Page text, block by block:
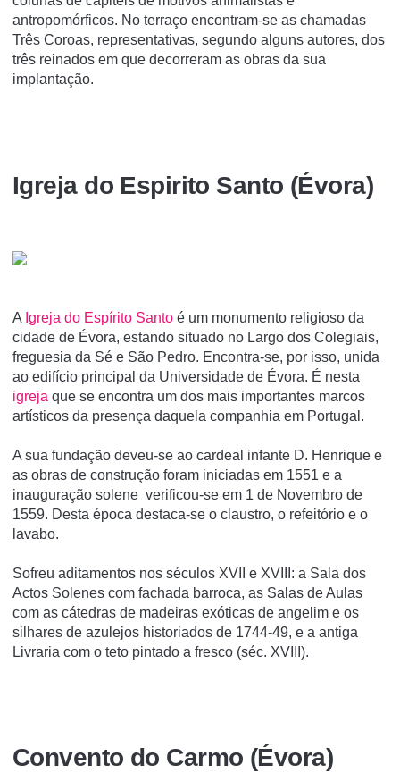
antropomórficos. No terraço encontram-se as chamadas
Três Coroas, representativas, segundo alguns autores, dos
três reinados em que decorreram as obras da sua
implantação.
Igreja do Espi­rito Santo (Évora)
A Igreja do Espí­rito Santo é um monumento religioso da
cidade de Évora, estando situado no Largo dos Colegiais,
freguesia da Sé e São Pedro. Encontra-se, por isso, unida
ao edifício principal da Universidade de Évora. É nesta
igreja que se encontra um dos mais importantes marcos
artísticos da presença daquela companhia em Portugal.
A sua fundação deveu-se ao cardeal infante D. Henrique e
as obras de construção foram iniciadas em 1551 e a
inauguração solene verificou-se em 1 de Novembro de
1559. Desta época destaca-se o claustro, o refeitório e o
lavabo.
Sofreu aditamentos nos séculos XVII e XVIII: a Sala dos
Actos Solenes com fachada barroca, as Salas de Aulas
com as cátedras de madeiras exóticas de angelim e os
silhares de azulejos historiados de 1744-49, e a antiga
Livraria com o teto pintado a fresco (séc. XVIII).
Convento do Carmo (Évora)